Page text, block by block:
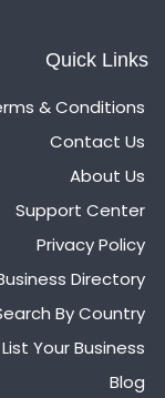
Quick Links
& Conditions
Contact Us
About Us
Support Center
Privacy Policy
Directory
By Country
List Your Business
Blog